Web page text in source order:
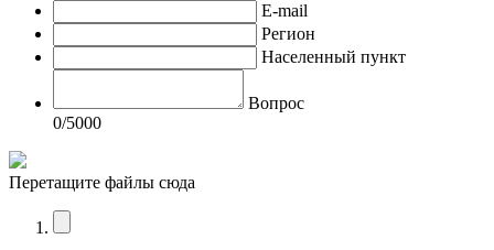
E-mail
Регион
Населенный пункт
Вопрос
0/5000
Перетащите файлы сюда